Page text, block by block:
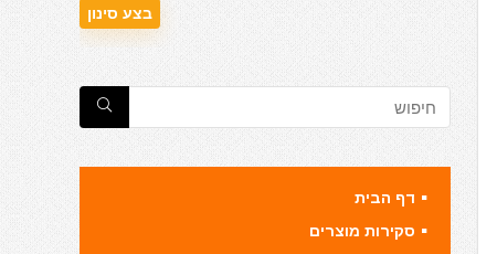
דף הבית
סקירות מוצרים